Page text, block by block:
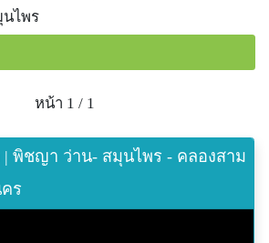
ไพร
หน้า 1 / 1
| พิชญา ว่าน- สมุนไพร - คลองสาม
ร